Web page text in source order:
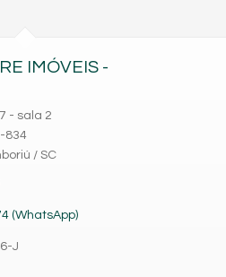
IMÓVEIS -
- sala 2
834
/ SC
(WhatsApp)
J